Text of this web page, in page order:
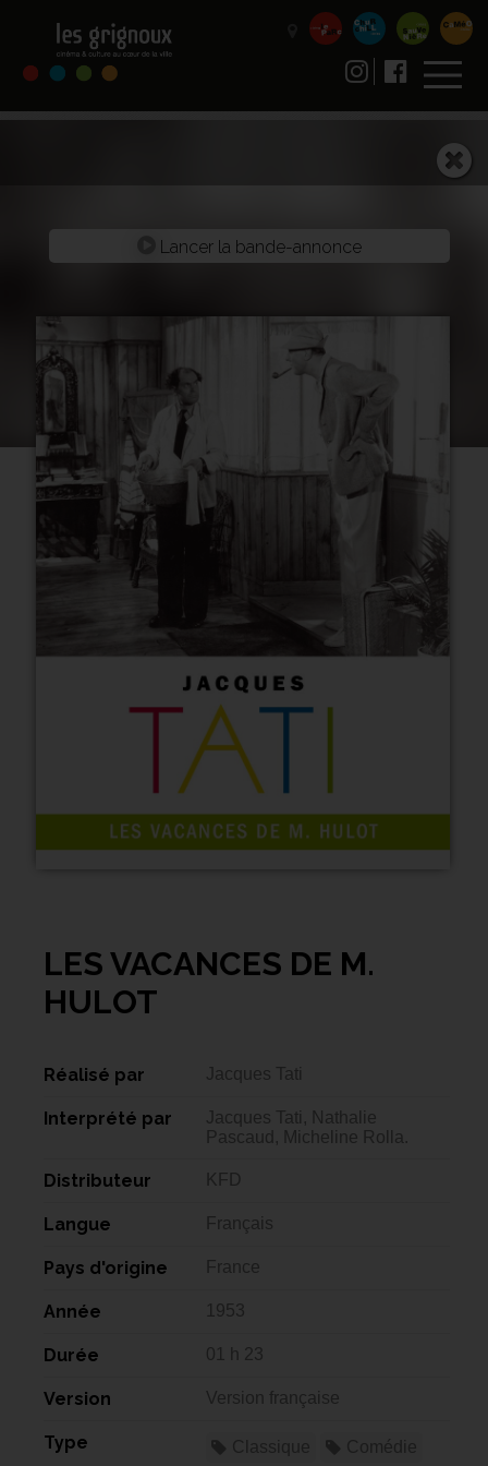
Lancer la bande-annonce
LES VACANCES DE M.
HULOT
Réalisé par Jacques Tati
Interprété par
Jacques Tati, Nathalie
Pascaud, Micheline Rolla.
Distributeur KFD
Langue Français
Pays d'origine France
Année 1953
Durée 01 h 23
Version Version française
Type